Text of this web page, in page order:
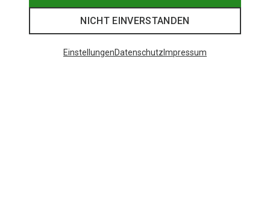
NICHT EINVERSTANDEN
EinstellungenDatenschutz Impressum